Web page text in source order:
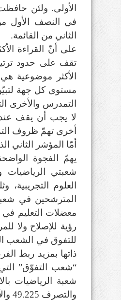
الأولى. ولئن
في النصف الأول
الثاني من القائمة.
على أنّ القراءة
تقف على حدود
الأكثر موضوعية
مستوى كل جهة
التمدرس والأخرى
لا يجب أن يقف
أخرى تهمّ ظروف
أمّا المؤشر الثاني
يهمّ الفجوة
شعبتي الرياضيات
العلوم
المترشحين في
معضلات التعليم
رؤية للإصلاح ولا
للتفوق في الشعب
ذاتها بمزيد ربط
“شعب التفوّق”
والتصرف 49.225 والآداب 27.079.